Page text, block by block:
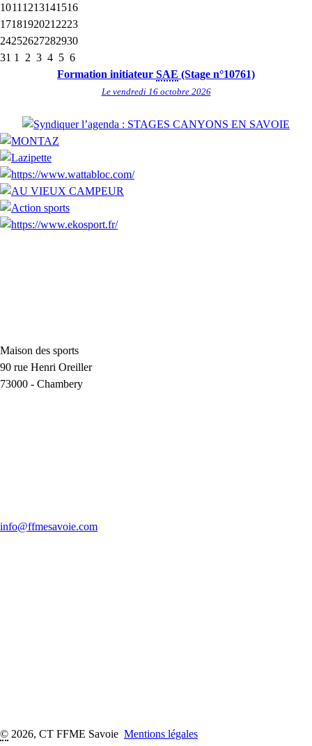
1011 1213141516
1718192021 2223
24252627282930
31 1 2 3 4 5 6
Formation initiateur SAE (Stage n°10761)
Le vendredi 16 octobre 2026
Maison des sports
90 rue Henri Oreiller
73000 - Chambery
info@ffmesavoie.com
© 2026, CT FFME Savoie Mentions légales